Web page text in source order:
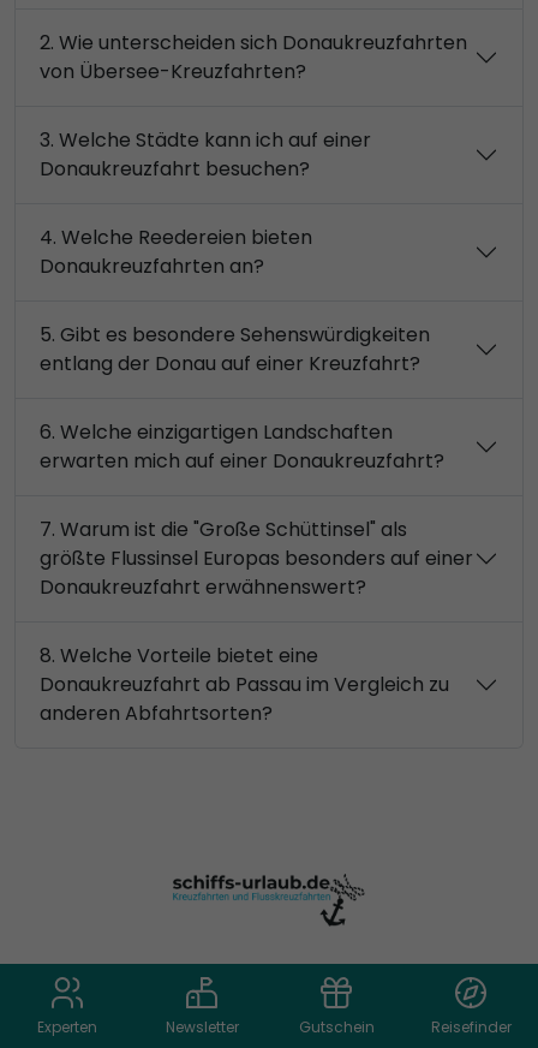
2. Wie unterscheiden sich Donaukreuzfahrten
von Übersee-Kreuzfahrten?
3. Welche Städte kann ich auf einer
Donaukreuzfahrt besuchen?
4. Welche Reedereien bieten
Donaukreuzfahrten an?
5. Gibt es besondere Sehenswürdigkeiten
entlang der Donau auf einer Kreuzfahrt?
6. Welche einzigartigen Landschaften
erwarten mich auf einer Donaukreuzfahrt?
7. Warum ist die "Große Schüttinsel" als
größte Flussinsel Europas besonders auf einer
Donaukreuzfahrt erwähnenswert?
8. Welche Vorteile bietet eine
Donaukreuzfahrt ab Passau im Vergleich zu
anderen Abfahrtsorten?
Experten Newsletter Gutschein Reisefinder
Unsere Kreuzfahrtexperten beraten Sie
gerne persönlich